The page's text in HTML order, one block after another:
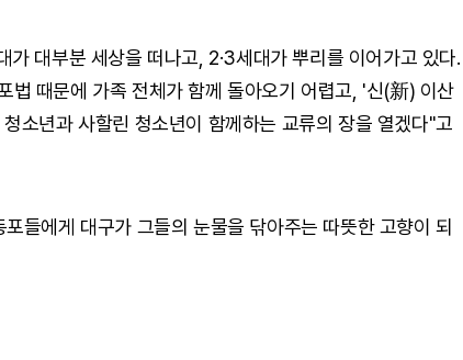
가 대부분 세상을 떠나고, 2·3세대가 뿌리를 이어가고 있다.
법 때문에 가족 전체가 함께 돌아오기 어렵고, '신(新) 이산
소년과 사할린 청소년이 함께하는 교류의 장을 열겠다"고
들에게 대구가 그들의 눈물을 닦아주는 따뜻한 고향이 되